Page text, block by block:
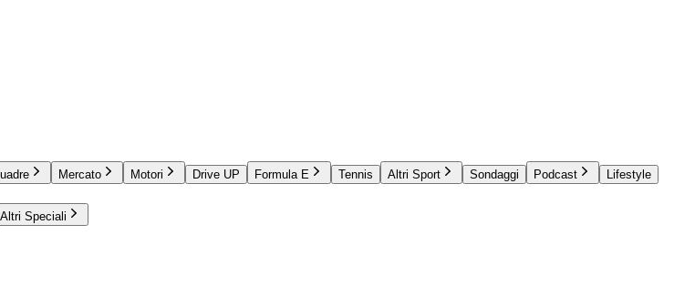
Mercato Motori Drive UP Formula E Tennis Altri Sport Sondaggi Podcast
Lifestyle
Altri Speciali